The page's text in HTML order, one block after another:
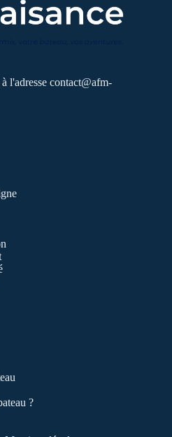
l'adresse contact@afm-
?